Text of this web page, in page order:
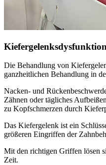
Kiefergelenksdysfunktion
Die Behandlung von
ganzheitlichen Behandlung in
Nacken- und
Zähnen oder tägliches
zu Kopfschmerzen durch
Das Kiefergelenk ist ein
größeren Eingriffen der
Mit den richtigen Griffen lösen
Zeit.